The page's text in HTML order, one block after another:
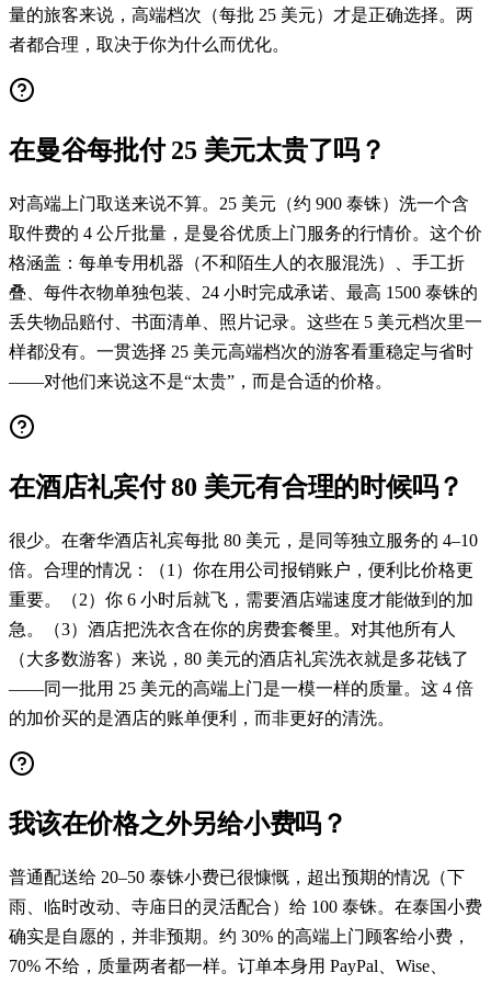
量的旅客来说，高端档次（每批 25 美元）才是正确选择。两
者都合理，取决于你为什么而优化。
在曼谷每批付 25 美元太贵了吗？
对高端上门取送来说不算。25 美元（约 900 泰铢）洗一个含
取件费的 4 公斤批量，是曼谷优质上门服务的行情价。这个价
格涵盖：每单专用机器（不和陌生人的衣服混洗）、手工折
叠、每件衣物单独包装、24 小时完成承诺、最高 1500 泰铢的
丢失物品赔付、书面清单、照片记录。这些在 5 美元档次里一
样都没有。一贯选择 25 美元高端档次的游客看重稳定与省时
——对他们来说这不是“太贵”，而是合适的价格。
在酒店礼宾付 80 美元有合理的时候吗？
很少。在奢华酒店礼宾每批 80 美元，是同等独立服务的 4–10
倍。合理的情况：（1）你在用公司报销账户，便利比价格更
重要。（2）你 6 小时后就飞，需要酒店端速度才能做到的加
急。（3）酒店把洗衣含在你的房费套餐里。对其他所有人
（大多数游客）来说，80 美元的酒店礼宾洗衣就是多花钱了
——同一批用 25 美元的高端上门是一模一样的质量。这 4 倍
的加价买的是酒店的账单便利，而非更好的清洗。
我该在价格之外另给小费吗？
普通配送给 20–50 泰铢小费已很慷慨，超出预期的情况（下
雨、临时改动、寺庙日的灵活配合）给 100 泰铢。在泰国小费
确实是自愿的，并非预期。约 30% 的高端上门顾客给小费，
70% 不给，质量两者都一样。订单本身用 PayPal、Wise、